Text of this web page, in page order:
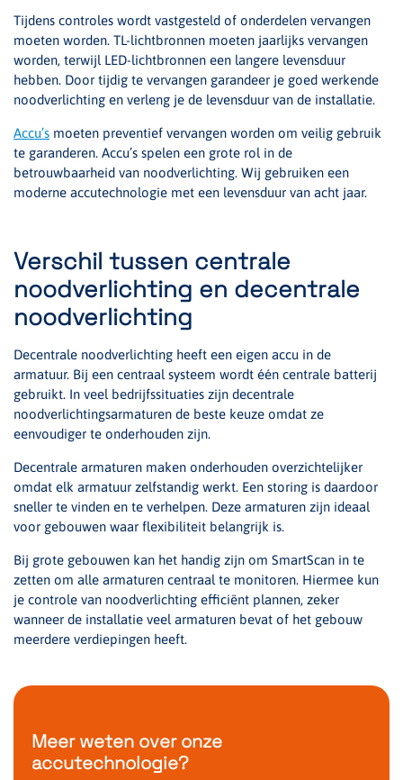
Tijdens controles wordt vastgesteld of onderdelen vervangen
moeten worden. TL-lichtbronnen moeten jaarlijks vervangen
worden, terwijl LED-lichtbronnen een langere levensduur
hebben. Door tijdig te vervangen garandeer je goed werkende
noodverlichting en verleng je de levensduur van de installatie.
Accu’s moeten preventief vervangen worden om veilig gebruik
te garanderen. Accu’s spelen een grote rol in de
betrouwbaarheid van noodverlichting. Wij gebruiken een
moderne accutechnologie met een levensduur van acht jaar.
Verschil tussen centrale
noodverlichting en decentrale
noodverlichting
Decentrale noodverlichting heeft een eigen accu in de
armatuur. Bij een centraal systeem wordt één centrale batterij
gebruikt. In veel bedrijfssituaties zijn decentrale
noodverlichtingsarmaturen de beste keuze omdat ze
eenvoudiger te onderhouden zijn.
Decentrale armaturen maken onderhouden overzichtelijker
omdat elk armatuur zelfstandig werkt. Een storing is daardoor
sneller te vinden en te verhelpen. Deze armaturen zijn ideaal
voor gebouwen waar flexibiliteit belangrijk is.
Bij grote gebouwen kan het handig zijn om SmartScan in te
zetten om alle armaturen centraal te monitoren. Hiermee kun
je controle van noodverlichting efficiënt plannen, zeker
wanneer de installatie veel armaturen bevat of het gebouw
meerdere verdiepingen heeft.
Meer weten over onze
accutechnologie?